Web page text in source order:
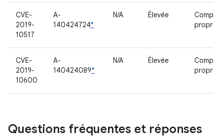
CVE-
2019-
10517
A-
140424724*
N/A Élevée
CVE-
2019-
10600
A-
140424089*
N/A Élevée
Questions fréquentes et réponses